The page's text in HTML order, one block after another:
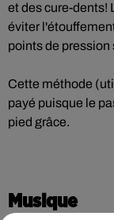
et des cure-dents!
éviter
points de pression
Cette méthode
payé puisque le
pied grâce.
Musique